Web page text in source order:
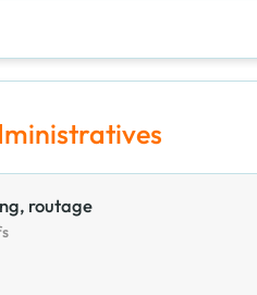
routage